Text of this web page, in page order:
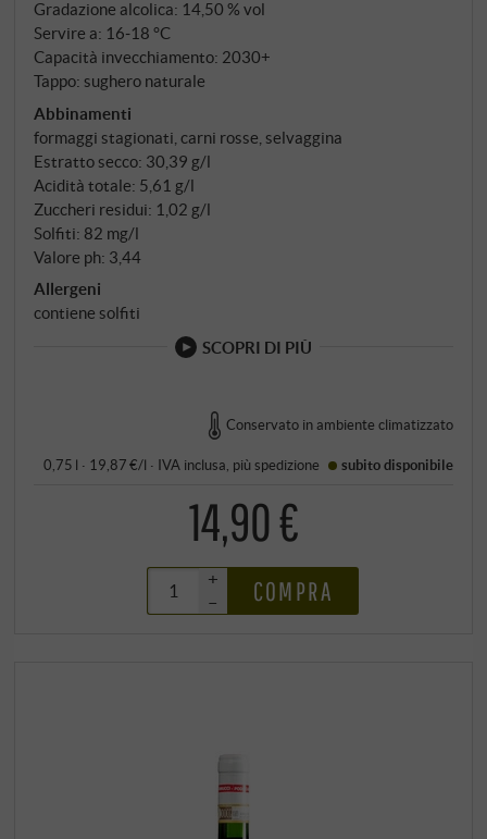
solo tre mesi in barrique usate – quanto basta per
smussare gli angoli, non abbastanza per far sentire il
sapore del legno.
Gradazione alcolica: 14,50 % vol
Servire a: 16‑18 °C
Capacità invecchiamento: 2030+
Tappo: sughero naturale
Abbinamenti
formaggi stagionati, carni rosse, selvaggina
Estratto secco: 30,39 g/l
Acidità totale: 5,61 g/l
Zuccheri residui: 1,02 g/l
Solfiti: 82 mg/l
Valore ph: 3,44
Allergeni
contiene solfiti
SCOPRI DI PIÙ
Conservato in ambiente climatizzato
0,75 l · 19,87 €/l · IVA inclusa , piùspedizione subito disponibile
14,90 €
+
–
COMPRA